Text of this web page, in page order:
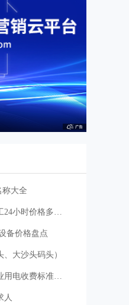
称大全
医院24小时陪护多少钱一天（一对一护工24小时价格多少）
备价格盘点
大沙头码头）
2021年商业用电多少钱一度（附最新商业用电收费标准和电费调整）
人